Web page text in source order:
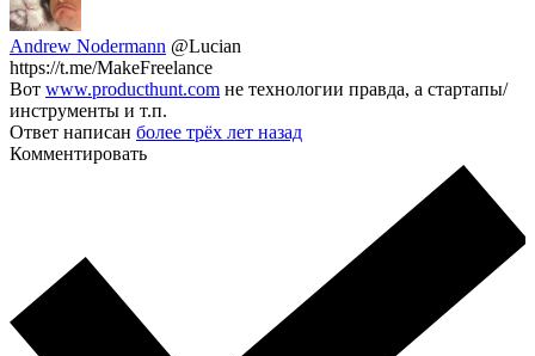
Andrew Nodermann @Lucian
https://t.me/MakeFreelance
Вот www.producthunt.com не технологии правда, а стартапы/
инструменты и т.п.
Ответ написан более трёх лет назад
Комментировать